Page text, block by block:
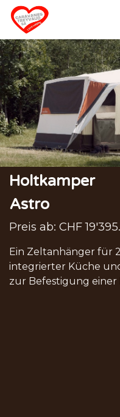
Zum Inhalt springen
Holtkamper
Astro
Preis ab: CHF
Ein Zeltanhänger für
integrierter Küche
zur Befestigung